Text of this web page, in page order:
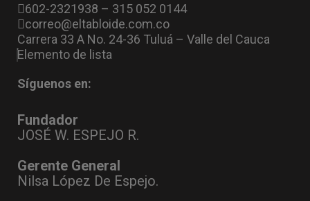
602-2321938 – 315 052 0144
correo@eltabloide.com.co
Carrera 33 A No. 24-36 Tuluá – Valle del Cauca
Elemento de lista
Síguenos en:
Fundador
JOSÉ W. ESPEJO R.
Gerente General
Nilsa López De Espejo.